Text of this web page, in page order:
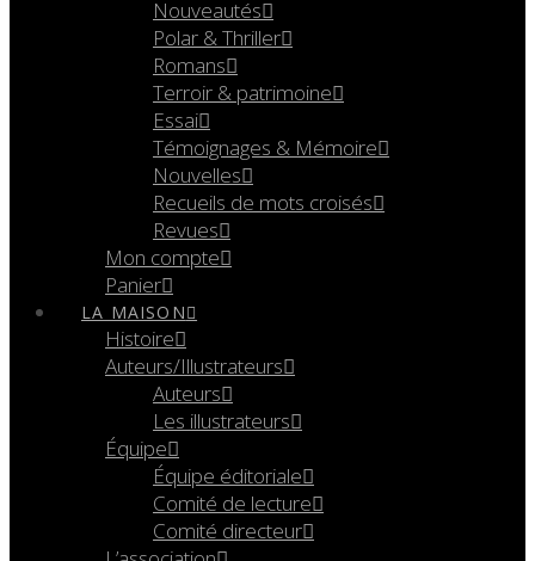
Nouveautés
Polar & Thriller
Romans
Terroir & patrimoine
Essai
Témoignages & Mémoire
Nouvelles
Recueils de mots croisés
Revues
Mon compte
Panier
LA MAISON
Histoire
Auteurs/Illustrateurs
Auteurs
Les illustrateurs
Équipe
Équipe éditoriale
Comité de lecture
Comité directeur